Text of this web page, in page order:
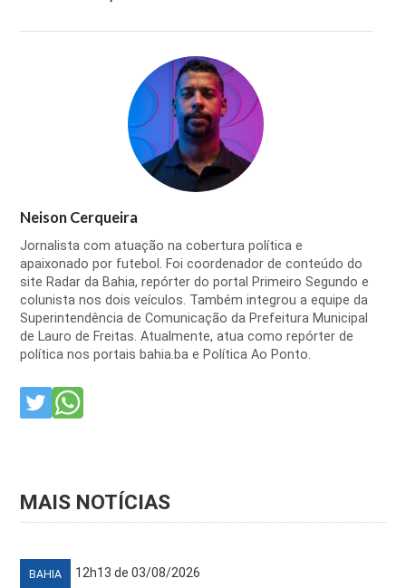
Neison Cerqueira
Jornalista com atuação na cobertura política e
apaixonado por futebol. Foi coordenador de conteúdo do
site Radar da Bahia, repórter do portal Primeiro Segundo e
colunista nos dois veículos. Também integrou a equipe da
Superintendência de Comunicação da Prefeitura Municipal
de Lauro de Freitas. Atualmente, atua como repórter de
política nos portais bahia.ba e Política Ao Ponto.
MAIS NOTÍCIAS
BAHIA 12h13 de 03/08/2026